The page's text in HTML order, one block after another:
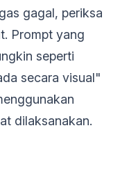
gagal, periksa
Prompt yang
seperti
secara visual"
dilaksanakan.